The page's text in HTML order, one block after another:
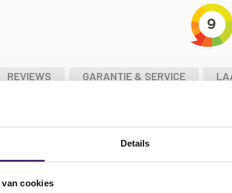
Details
cookies
REVIEWS GARANTIE & SERVICE
beamer platform voor plaatsing op een 35mm
laptop beamer platform: